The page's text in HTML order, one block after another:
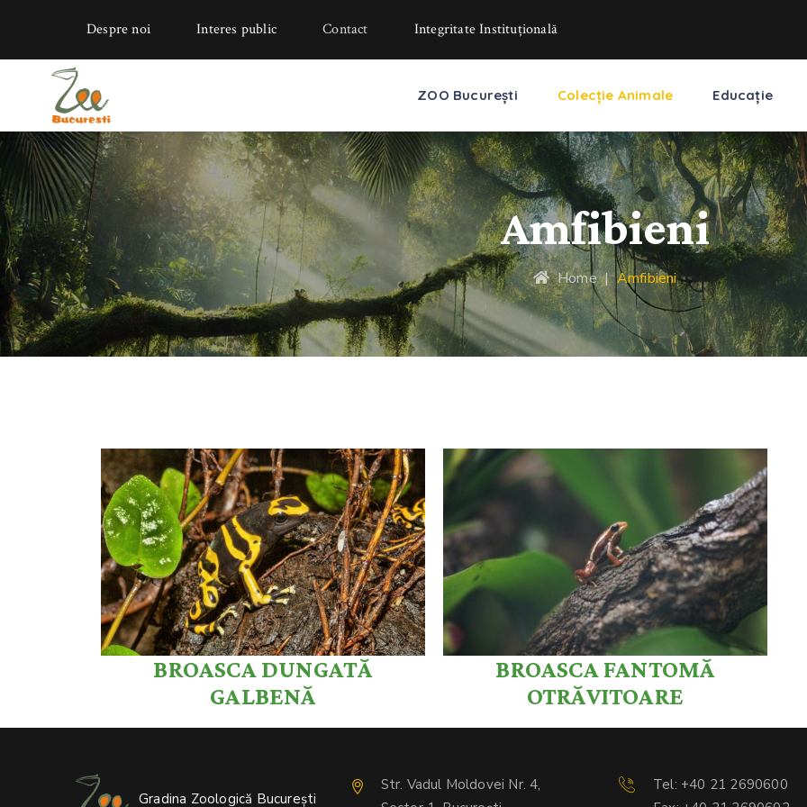
Despre noi Interes public Contact Integritate Instituţională
ZOO București Colecție Animale Educație
Amfibieni
Home|Amfibieni
BROASCA DUNGATĂ
GALBENĂ
BROASCA FANTOMĂ
OTRĂVITOARE
Gradina Zoologică București
Str. Vadul Moldovei Nr. 4,
Tel: +40 21 2690600